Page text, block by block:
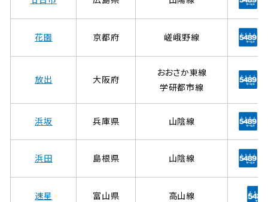
花園 京都府 嵯峨野線
放出 大阪府
おおさか東線
学研都市線
浜坂 兵庫県 山陰線
浜田 島根県 山陰線
速星 富山県 高山線